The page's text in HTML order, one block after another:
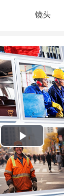
镜头
Play
Video